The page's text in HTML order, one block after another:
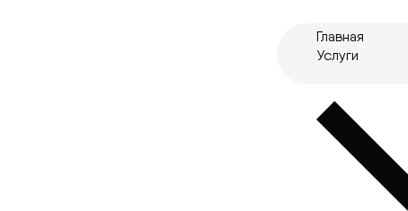
Главная
Услуги